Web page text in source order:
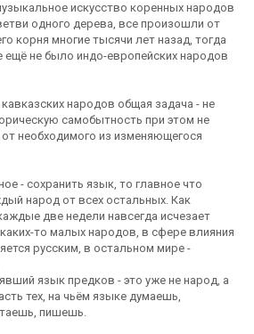
искусство коренных народов
одного дерева, все произошли от
корня многие тысячи лет назад, тогда
ещё не было индо-европейских народов
кавказских народов общая задача - не
самобытность при этом не
необходимого из изменяющегося
- сохранить язык, то главное что
народ от всех остальных. Как
две недели навсегда исчезает
то малых народов, в сфере влияния
русским, в остальном мире -
язык предков - это уже не народ, а
тех, на чьём языке думаешь,
пишешь.